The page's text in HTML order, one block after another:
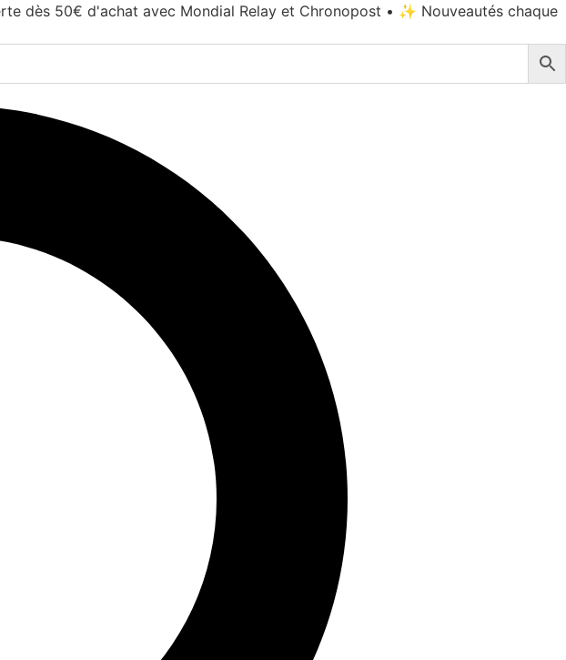
dès 50€ d'achat avec Mondial Relay et Chronopost • ✨ Nouveautés chaque